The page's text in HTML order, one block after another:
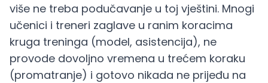
više ne treba podučavanje u toj vještini. Mnogi
učenici i treneri zaglave u ranim koracima
kruga treninga (model, asistencija), ne
provode dovoljno vremena u trećem koraku
(promatranje) i gotovo nikada ne prijeđu na